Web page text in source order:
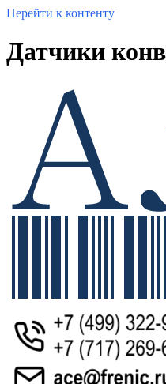
Перейти к контенту
Датчики